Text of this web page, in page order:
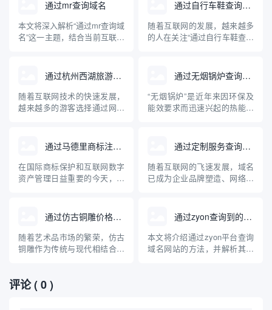
通过mr查询域名
本文将深入解析“通过mr查询域
名”这一主题，结合当前互联网
Relay）在域名解析中的实际
用途和常见方法，并介绍相关
的专业工具与操作步骤。文章
内容兼顾理论与实操，旨在帮
通过自行车鞋查询域名
随着互联网的发展，越来越多
的人在关注“通过自行车鞋查询
标识，更牵扯到企业品牌建
设、电子商务及网络安全等多
重维度。本文将系统科普通过
自行车鞋查询域名的实际含
通过杭州西湖旅游查询域名
随着互联网技术的快速发展，
越来越多的游客选择通过网络
富的旅游信息资源。本文将介
绍如何通过互联网查询杭州西
湖的旅游相关域名，并为游客
合理规划出行提供专业的指导
通过无烟锅炉查询到的域名网站
“无烟锅炉”是近年来因环保及
能效要求而迅速兴起的热能设
网查询、比较各种无烟锅炉产
品和品牌。本文介绍了与无烟
锅炉相关的主要专业网站及其
特点，并针对无烟锅炉的原
通过马德里商标注册查询域名
在国际商标保护和互联网数字
资产管理日益重要的今天，企
商标注册体系查询域名，是品
牌全球布局和防止知识产权纠
纷的重要一环。本文介绍了马
德里商标注册的基本流程、与
通过定制服务查询域名
随着互联网的飞速发展，域名
已成为企业品牌塑造、网络入
需求和复杂的市场“抢注”环
境，传统的域名查询方式正逐
渐暴露出局限性。相比之下，
基于大数据和多样化需求定制
通过仿古铜雕价格查询域名
随着艺术品市场的繁荣，仿古
铜雕作为传统与现代相结合的
入手仿古铜雕的人来说，了解
其市场价格及相关查询方式变
通过zyon查询到的域名网站
本文将介绍通过zyon平台查询
域名网站的方法，并解析其背
评论( 0 )